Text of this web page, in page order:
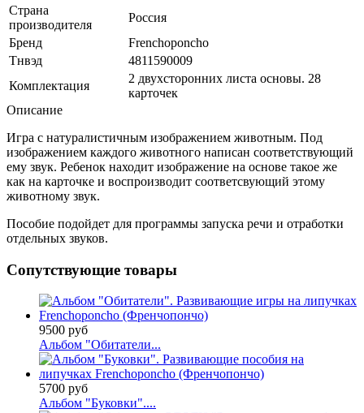
Страна
производителя
Россия
Бренд
Frenchoponcho
Тнвэд
4811590009
Комплектация
2 двухсторонних листа основы. 28
карточек
Описание
Игра с натуралистичным изображением животным. Под
изображением каждого животного написан соответствующий
ему звук. Ребенок находит изображение на основе такое же
как на карточке и воспроизводит соответсвующий этому
животному звук.
Пособие подойдет для программы запуска речи и отработки
отдельных звуков.
Сопутствующие товары
9500 руб
Альбом "Обитатели...
5700 руб
Альбом "Буковки"....